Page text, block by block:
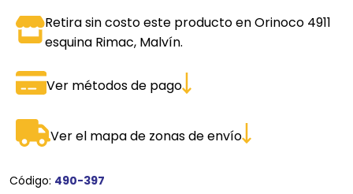
Retira sin costo este producto en Orinoco 4911
esquina Rimac, Malvín.
Ver métodos de pago
Ver el mapa de zonas de envío
Código: 490-397